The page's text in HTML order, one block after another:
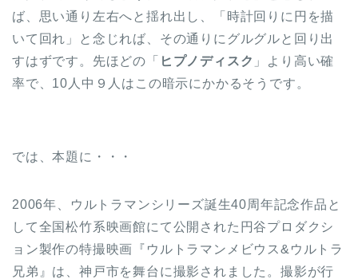
ば、思い通り左右へと揺れ出し、「時計回りに円を描
いて回れ」と念じれば、その通りにグルグルと回り出
すはずです。先ほどの「 ヒプノディスク 」より高い確
率で、10人中９人はこの暗示にかかるそうです。
では、本題に・・・
2006年、ウルトラマンシリーズ誕生40周年記念作品と
して全国松竹系映画館にて公開された円谷プロダクシ
ョン製作の特撮映画『ウルトラマンメビウス&ウルトラ
兄弟』は、神戸市を舞台に撮影されました。撮影が行